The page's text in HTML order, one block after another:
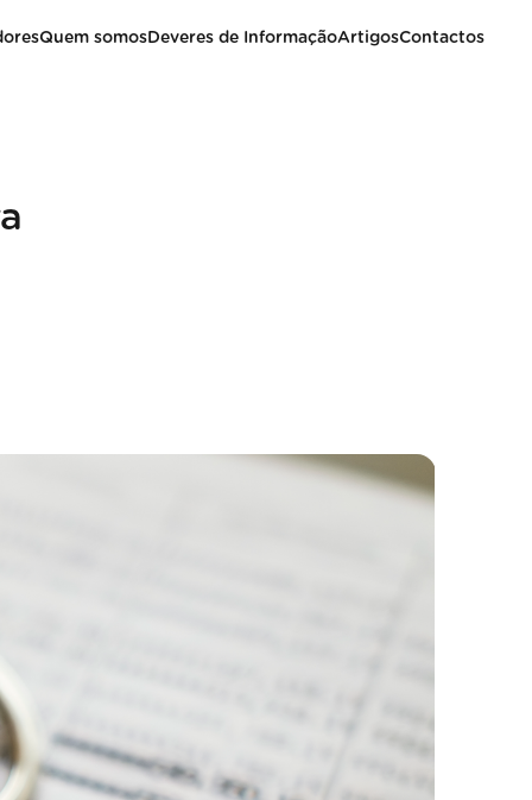
Quem somosDeveres de InformaçãoArtigosContactos